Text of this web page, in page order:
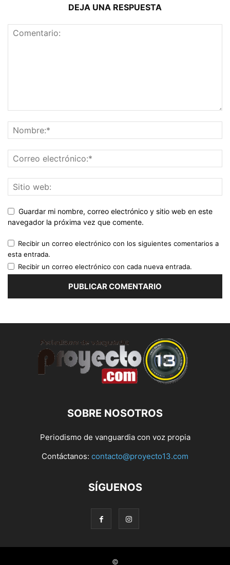
DEJA UNA RESPUESTA
Guardar mi nombre, correo electrónico y sitio web en este
navegador la próxima vez que comente.
Recibir un correo electrónico con los siguientes comentarios a
esta entrada.
Recibir un correo electrónico con cada nueva entrada.
SOBRE NOSOTROS
Periodismo de vanguardia con voz propia
Contáctanos: contacto@proyecto13.com
SÍGUENOS
©